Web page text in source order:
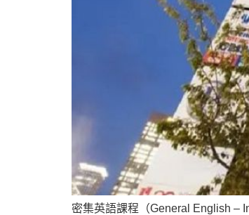
密集英語課程（General English –